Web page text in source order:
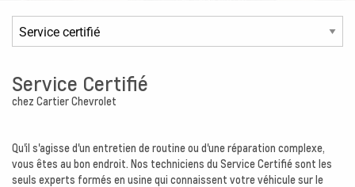
Service Certifié
chez Cartier Chevrolet
Qu'il s'agisse d'un entretien de routine ou d'une réparation complexe,
vous êtes au bon endroit. Nos techniciens du Service Certifié sont les
seuls experts formés en usine qui connaissent votre véhicule sur le